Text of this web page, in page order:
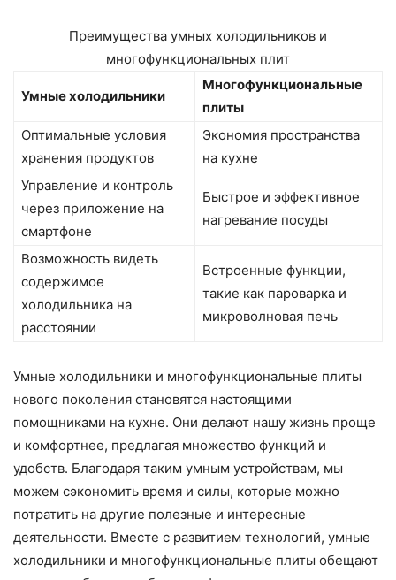
Преимущества умных холодильников и
многофункциональных плит
Умные холодильники
Многофункциональные
плиты
Оптимальные условия
хранения продуктов
Экономия пространства
на кухне
Управление и контроль
через приложение на
смартфоне
Быстрое и эффективное
нагревание посуды
Возможность видеть
содержимое
холодильника на
расстоянии
Встроенные функции,
такие как пароварка и
микроволновая печь
Умные холодильники и многофункциональные плиты
нового поколения становятся настоящими
помощниками на кухне. Они делают нашу жизнь проще
и комфортнее, предлагая множество функций и
удобств. Благодаря таким умным устройствам, мы
можем сэкономить время и силы, которые можно
потратить на другие полезные и интересные
деятельности. Вместе с развитием технологий, умные
холодильники и многофункциональные плиты обещают